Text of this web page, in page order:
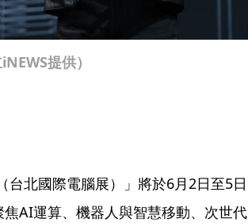
提供）
台北國際電腦展）」將於6月2日至5日
AI運算、機器人與智慧移動、次世代